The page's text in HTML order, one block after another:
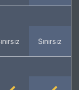
Sınırsız